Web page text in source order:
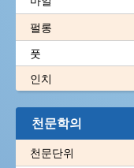
펄롱
풋
인치
천문학의
천문단위